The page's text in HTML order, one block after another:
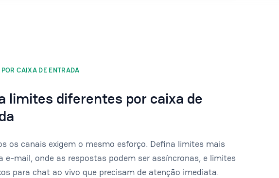
CAIXA DE ENTRADA
limites diferentes por caixa de
os canais exigem o mesmo esforço. Defina limites mais
e-mail, onde as respostas podem ser assíncronas, e limites
para chat ao vivo que precisam de atenção imediata.